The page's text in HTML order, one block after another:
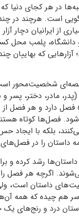
در هر کجای دنیا که
است. هرچند در
از ایرانیان دچار
و دانشگاه، پلمب
که بهاییان
قصه‌ای شخصیت‌محور
مادر، دختر، پسر و
شده است. کتاب ۵۷ فصل دارد و هر
فصل‌ها کوتاه
بلکه با ایجاد حس
داستان را در فصل‌های
رشد کرده و
اگرچه هر فصل
داستان است،
هم چیده که همه‌
درد و رنج‌های یک